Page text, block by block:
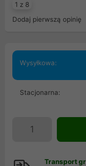
1 z 8
Dodaj pierwszą opinię
Wysyłkowa:
Stacjonarna:
Transport